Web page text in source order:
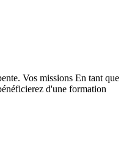
Vos missions En tant que
d'une formation